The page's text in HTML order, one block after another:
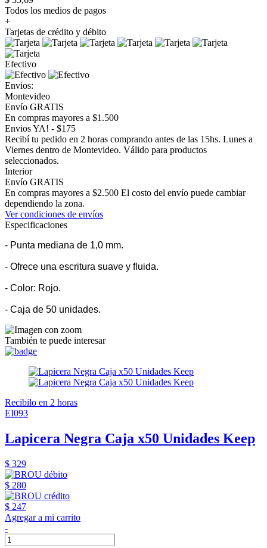
Todos los medios de pagos
+
Tarjetas de crédito y débito
Efectivo
Envios:
Montevideo
Envío GRATIS
En compras mayores a $1.500
Envios YA! - $175
Recibí tu pedido en 2 horas comprando antes de las 15hs. Lunes a
Viernes dentro de Montevideo. Válido para productos
seleccionados.
Interior
Envío GRATIS
En compras mayores a $2.500 El costo del envío puede cambiar
dependiendo la zona.
Ver condiciones de envíos
Especificaciones
- Punta mediana de 1,0 mm.
- Ofrece una escritura suave y fluida.
- Color: Rojo.
- Caja de 50 unidades.
También te puede interesar
Recibilo en 2 horas
EI093
Lapicera Negra Caja x50 Unidades Keep
$ 329
$ 280
$ 247
Agregar a mi carrito
-